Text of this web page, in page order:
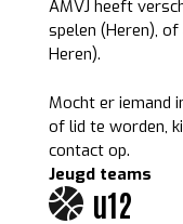
AMVJ heeft
spelen (Heren),
Heren).
Mocht er iemand
of lid te worden,
contact op.
Jeugd teams
u12